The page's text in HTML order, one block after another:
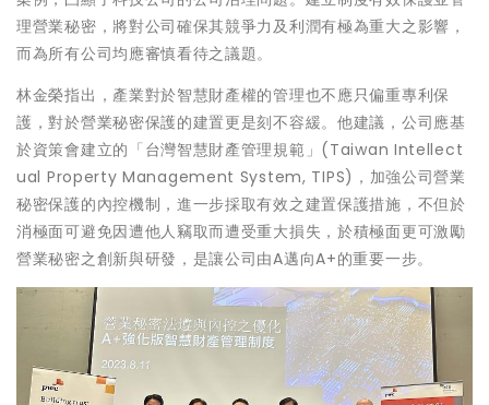
理營業秘密，將對公司確保其競爭力及利潤有極為重大之影響，
而為所有公司均應審慎看待之議題。
林金榮指出，產業對於智慧財產權的管理也不應只偏重專利保
護，對於營業秘密保護的建置更是刻不容緩。他建議，公司應基
於資策會建立的「台灣智慧財產管理規範」(Taiwan Intellect
ual Property Management System, TIPS)，加強公司營業
秘密保護的內控機制，進一步採取有效之建置保護措施，不但於
消極面可避免因遭他人竊取而遭受重大損失，於積極面更可激勵
營業秘密之創新與研發，是讓公司由A邁向A+的重要一步。